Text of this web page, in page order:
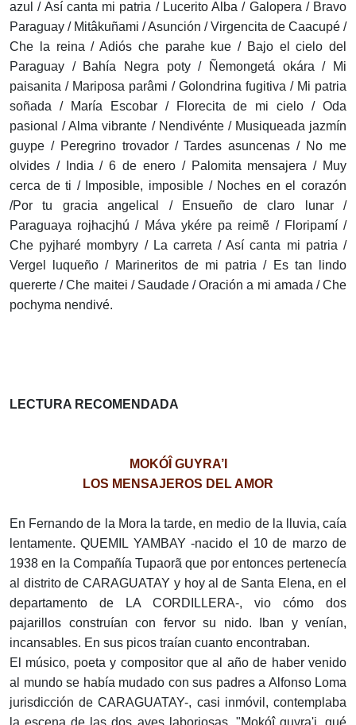
azul / Así canta mi patria / Lucerito Alba / Galopera / Bravo
Paraguay / Mitâkuñami / Asunción / Virgencita de Caacupé /
Che la reina / Adiós che parahe kue / Bajo el cielo del
Paraguay / Bahía Negra poty / Ñemongetá okára / Mi
paisanita / Mariposa parâmi / Golondrina fugitiva / Mi patria
soñada / María Escobar / Florecita de mi cielo / Oda
pasional / Alma vibrante / Nendivénte / Musiqueada jazmín
guype / Peregrino trovador / Tardes asuncenas / No me
olvides / India / 6 de enero / Palomita mensajera / Muy
cerca de ti / Imposible, imposible / Noches en el corazón
/Por tu gracia angelical / Ensueño de claro lunar /
Paraguaya rojhacjhú / Máva ykére pa reimẽ / Floripamí /
Che pyjharé mombyry / La carreta / Así canta mi patria /
Vergel luqueño / Marineritos de mi patria / Es tan lindo
quererte / Che maitei / Saudade / Oración a mi amada / Che
pochyma nendivé.
LECTURA RECOMENDADA
MOKÓÎ GUYRA’I
LOS MENSAJEROS DEL AMOR
En Fernando de la Mora la tarde, en medio de la lluvia, caía
lentamente. QUEMIL YAMBAY -nacido el 10 de marzo de
1938 en la Compañía Tupaorã que por entonces pertenecía
al distrito de CARAGUATAY y hoy al de Santa Elena, en el
departamento de LA CORDILLERA-, vio cómo dos
pajarillos construían con fervor su nido. Iban y venían,
incansables. En sus picos traían cuanto encontraban.
El músico, poeta y compositor que al año de haber venido
al mundo se había mudado con sus padres a Alfonso Loma
jurisdicción de CARAGUATAY-, casi inmóvil, contemplaba